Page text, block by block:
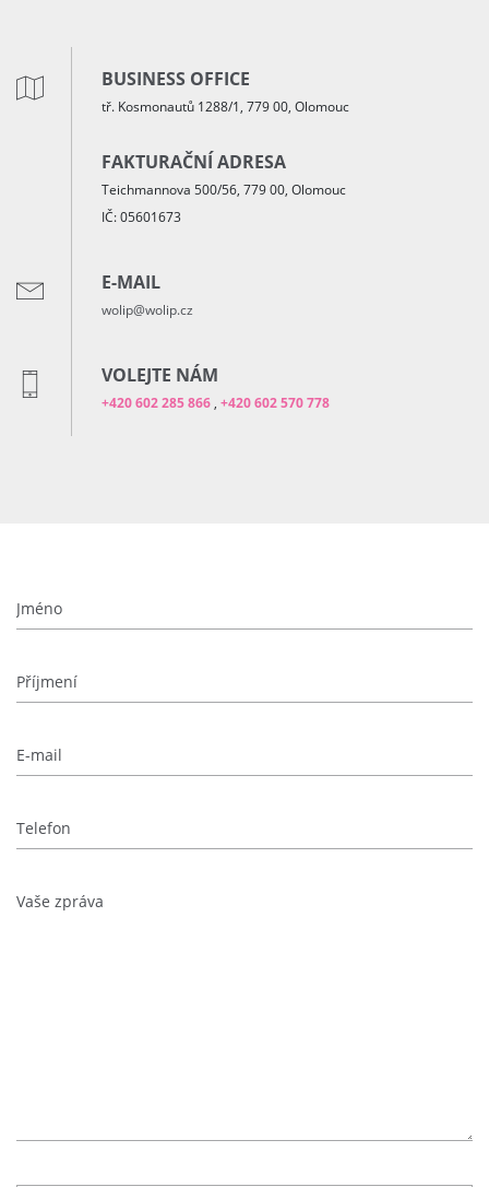
BUSINESS OFFICE
tř. Kosmonautů 1288/1, 779 00, Olomouc
FAKTURAČNÍ ADRESA
Teichmannova 500/56, 779 00, Olomouc
IČ: 05601673
E-MAIL
wolip@wolip.cz
VOLEJTE NÁM
+420 602 285 866 +420 602 570 778